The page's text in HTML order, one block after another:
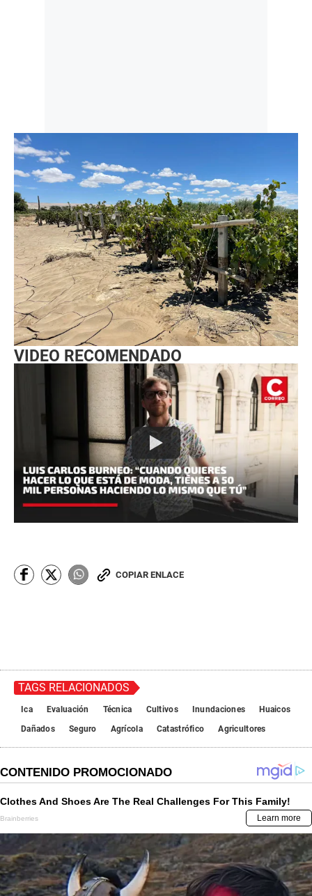
VIDEO RECOMENDADO
COPIAR ENLACE
TAGS RELACIONADOS
Ica Evaluación Técnica Cultivos Inundaciones
Huaicos
Dañados
Seguro Agrícola Catastrófico Agricultores